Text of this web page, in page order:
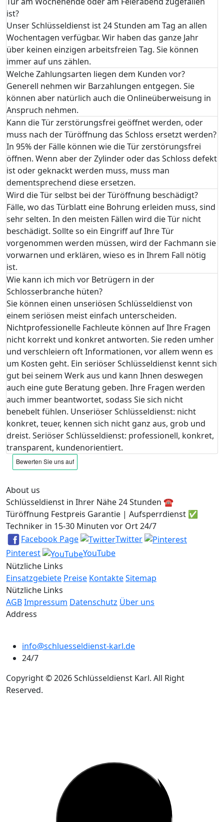
ist?
Unser Schlüsseldienst ist 24 Stunden am Tag an allen
Wochentagen verfügbar. Wir haben das ganze Jahr
über keinen einzigen arbeitsfreien Tag. Sie können
immer auf uns zählen.
Welche Zahlungsarten liegen dem Kunden vor?
Generell nehmen wir Barzahlungen entgegen. Sie
können aber natürlich auch die Onlineüberweisung in
Anspruch nehmen.
Kann die Tür zerstörungsfrei geöffnet werden, oder
muss nach der Türöffnung das Schloss ersetzt werden?
In 95% der Fälle können wie die Tür zerstörungsfrei
öffnen. Wenn aber der Zylinder oder das Schloss defekt
ist oder geknackt werden muss, muss man
dementsprechend diese ersetzen.
Wird die Tür selbst bei der Türöffnung beschädigt?
Fälle, wo das Türblatt eine Bohrung erleiden muss, sind
sehr selten. In den meisten Fällen wird die Tür nicht
beschädigt. Sollte so ein Eingriff auf Ihre Tür
vorgenommen werden müssen, wird der Fachmann sie
vorwarnen und erklären, wieso es in Ihrem Fall nötig
ist.
Wie kann ich mich vor Betrügern in der
Schlosserbranche hüten?
Sie können einen unseriösen Schlüsseldienst von
einem seriösen meist einfach unterscheiden.
Nichtprofessionelle Fachleute können auf Ihre Fragen
nicht korrekt und konkret antworten. Sie reden umher
und verschleiern oft Informationen, vor allem wenn es
um Kosten geht. Ein seriöser Schlüsseldienst kennt sich
gut bei seinem Werk aus und kann Ihnen deswegen
auch eine gute Beratung geben. Ihre Fragen werden
auch immer beantwortet, sodass Sie sich nicht
benebelt fühlen. Unseriöser Schlüsseldienst: nicht
konkret, teuer, kennen sich nicht ganz aus, grob und
dreist. Seriöser Schlüsseldienst: professionell, konkret,
transparent, kundenorientiert.
About us
Schlüsseldienst in Ihrer Nähe 24 Stunden ☎️
Türöffnung Festpreis Garantie | Aufsperrdienst ✅
Techniker in 15-30 Minuten vor Ort 24/7
Facebook Page
Twitter
Pinterest
YouTube
Nützliche Links
Einsatzgebiete Preise KontakteSitemap
Nützliche Links
AGBImpressum Datenschutz Über uns
Address
info@schluesseldienst-karl.de
24/7
Copyright © 2026 Schlüsseldienst Karl. All Right
Reserved.